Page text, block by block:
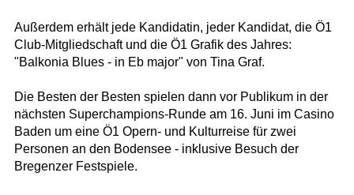
Außerdem erhält jede Kandidatin, jeder Kandidat, die Ö1
Club-Mitgliedschaft und die Ö1 Grafik des Jahres:
"Balkonia Blues - in Eb major" von Tina Graf.
Die Besten der Besten spielen dann vor Publikum in der
nächsten Superchampions-Runde am 16. Juni im Casino
Baden um eine Ö1 Opern- und Kulturreise für zwei
Personen an den Bodensee - inklusive Besuch der
Bregenzer Festspiele.